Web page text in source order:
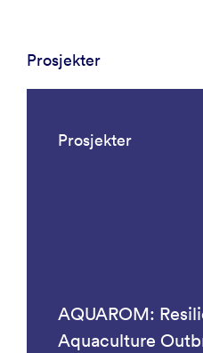
Prosjekter
Prosjekter
AQUAROM:
Aquaculture